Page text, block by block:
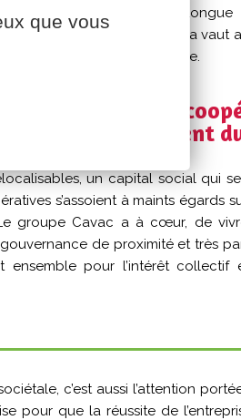
et très concrètes de
et de gouvernance. Cela vaut
au sein de la coopérative.
construction la
d’un développement
un capital social qui
s’assoient à maints égards
groupe Cavac a à cœur, de
de proximité et très
ensemble pour l’intérêt collectif
c’est aussi l’attention
pour que la réussite de
que vous